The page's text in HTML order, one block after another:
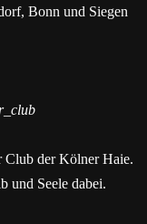
Bonn und Siegen
Club der Kölner Haie.
und Seele dabei.